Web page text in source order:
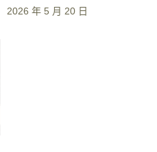
2026 年 5 月 20 日